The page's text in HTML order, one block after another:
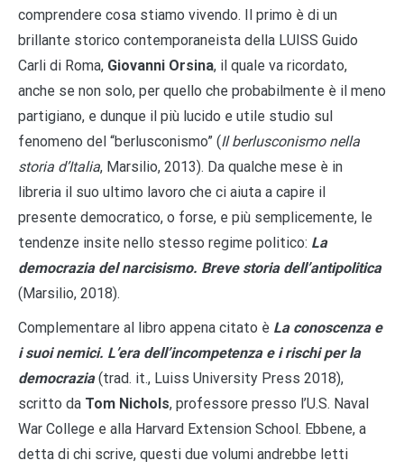
comprendere cosa stiamo vivendo. Il primo è di un
brillante storico contemporaneista della LUISS Guido
Carli di Roma, Giovanni Orsina, il quale va ricordato,
anche se non solo, per quello che probabilmente è il meno
partigiano, e dunque il più lucido e utile studio sul
fenomeno del “berlusconismo” (Il berlusconismo nella
storia d’Italia, Marsilio, 2013). Da qualche mese è in
libreria il suo ultimo lavoro che ci aiuta a capire il
presente democratico, o forse, e più semplicemente, le
tendenze insite nello stesso regime politico: La
democrazia del narcisismo. Breve storia dell’antipolitica
(Marsilio, 2018).
Complementare al libro appena citato è La conoscenza e
i suoi nemici. L’era dell’incompetenza e i rischi per la
democrazia(trad. it., Luiss University Press 2018),
scritto da Tom Nichols, professore presso l’U.S. Naval
War College e alla Harvard Extension School. Ebbene, a
detta di chi scrive, questi due volumi andrebbe letti